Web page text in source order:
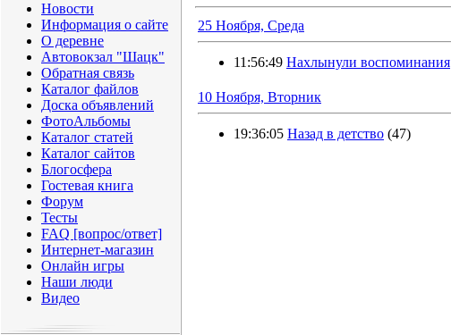
Новости
Информация о сайте
О деревне
Автовокзал "Шацк"
Обратная связь
Каталог файлов
Доска объявлений
ФотоАльбомы
Каталог статей
Каталог сайтов
Блогосфера
Гостевая книга
Форум
Тесты
FAQ [вопрос/ответ]
Интернет-магазин
Онлайн игры
Наши люди
Видео
25 Ноября, Среда
11:56:49 Нахлынули воспоминания
10 Ноября, Вторник
19:36:05 Назад в детство (47)